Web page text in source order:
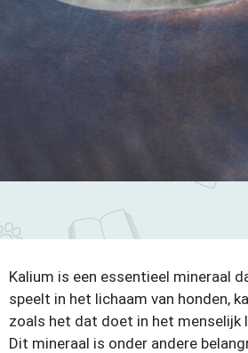
Kalium is een essentieel mineraal
speelt in het lichaam van honden,
zoals het dat doet in het menselijk
Dit mineraal is onder andere